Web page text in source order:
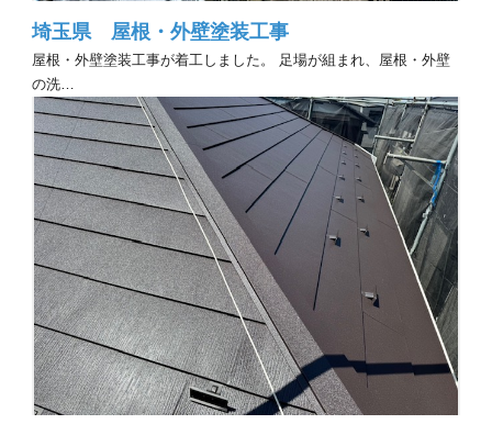
埼玉県 屋根・外壁塗装工事
屋根・外壁塗装工事が着工しました。 足場が組まれ、屋根・外壁
の洗…